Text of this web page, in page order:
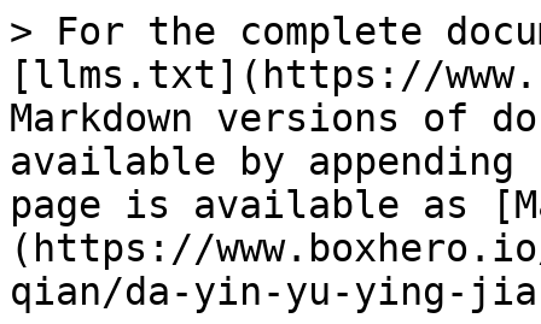
> For the complete
[llms.txt](https://
Markdown versions of
available by
page is available as
(https://
qian/da-yin-yu-ying-